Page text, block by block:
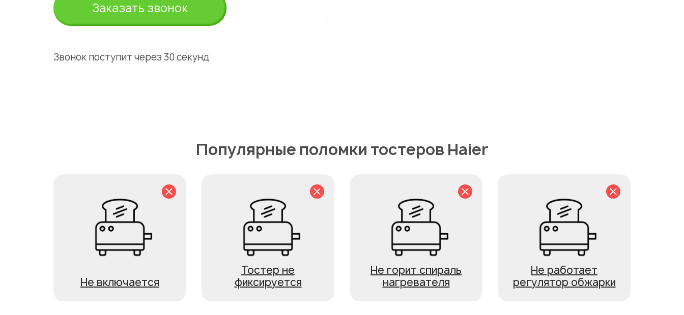
Заказать звонок
Звонок поступит через 30 секунд
Популярные поломки тостеров Haier
Не включается
Тостер не
фиксируется
Не горит спираль
нагревателя
Не работает
регулятор обжарки